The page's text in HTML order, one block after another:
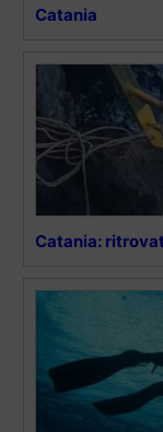
Catania
Catania: